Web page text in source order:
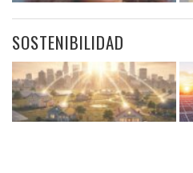
SOSTENIBILIDAD